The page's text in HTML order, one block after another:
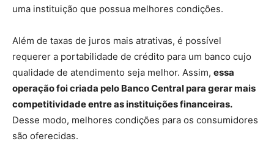
uma instituição que possua melhores condições.
Além de taxas de juros mais atrativas, é possível
requerer a portabilidade de crédito para um banco cujo
qualidade de atendimento seja melhor. Assim, essa
operação foi criada pelo Banco Central para gerar mais
competitividade entre as instituições financeiras.
Desse modo, melhores condições para os consumidores
são oferecidas.